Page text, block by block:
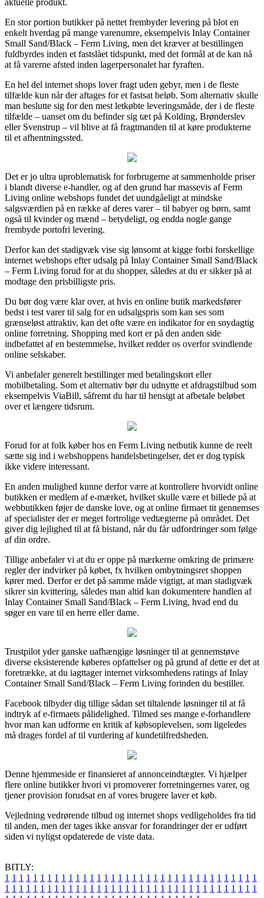
En stor portion butikker på nettet frembyder levering på blot en
enkelt hverdag på mange varenumre, eksempelvis Inlay Container
Small Sand/Black – Ferm Living, men det kræver at bestillingen
fuldbyrdes inden et fastslået tidspunkt, med det formål at de kan nå
at få varerne afsted inden lagerpersonalet har fyraften.
En hel del internet shops lover fragt uden gebyr, men i de fleste
tilfælde kun når der aftages for et fastsat beløb. Som alternativ skulle
man beslutte sig for den mest letkøbte leveringsmåde, der i de fleste
tilfælde – uanset om du befinder sig tæt på Kolding, Brønderslev
eller Svenstrup – vil blive at få fragtmanden til at køre produkterne
til et afhentningssted.
Det er jo ultra uproblematisk for forbrugerne at sammenholde priser
i blandt diverse e-handler, og af den grund har massevis af Ferm
Living online webshops fundet det uundgåeligt at mindske
salgsværdien på en række af deres varer – til babyer og børn, samt
også til kvinder og mænd – betydeligt, og endda nogle gange
frembyde portofri levering.
Derfor kan det stadigvæk vise sig lønsomt at kigge forbi forskellige
internet webshops efter udsalg på Inlay Container Small Sand/Black
– Ferm Living forud for at du shopper, således at du er sikker på at
modtage den prisbilligste pris.
Du bør dog være klar over, at hvis en online butik markedsfører
bedst i test varer til salg for en udsalgspris som kan ses som
grænseløst attraktiv, kan det ofte være en indikator for en snydagtig
online forretning. Shopping med kort er på den anden side
indbefattet af en bestemmelse, hvilket redder os overfor svindlende
online selskaber.
Vi anbefaler generelt bestillinger med betalingskort eller
mobilbetaling. Som et alternativ bør du udnytte et afdragstilbud som
eksempelvis ViaBill, såfremt du har til hensigt at afbetale beløbet
over et længere tidsrum.
Forud for at folk køber hos en Ferm Living netbutik kunne de reelt
sætte sig ind i webshoppens handelsbetingelser, det er dog typisk
ikke videre interessant.
En anden mulighed kunne derfor være at kontrollere hvorvidt online
butikken er medlem af e-mærket, hvilket skulle være et billede på at
webbutikken føjer de danske love, og at online firmaet tit gennemses
af specialister der er meget fortrolige vedtægterne på området. Det
giver dig lejlighed til at få bistand, når du får udfordringer som følge
af din ordre.
Tillige anbefaler vi at du er oppe på mærkerne omkring de primære
regler der indvirker på købet, fx hvilken ombytningsret shoppen
kører med. Derfor er det på samme måde vigtigt, at man stadigvæk
sikrer sin kvittering, således man altid kan dokumentere handlen af
Inlay Container Small Sand/Black – Ferm Living, hvad end du
søger en vare til en herre eller dame.
Trustpilot yder ganske uafhængige løsninger til at gennemstøve
diverse eksisterende køberes opfattelser og på grund af dette er det at
foretrække, at du iagttager internet virksomhedens ratings af Inlay
Container Small Sand/Black – Ferm Living forinden du bestiller.
Facebook tilbyder dig tillige sådan set tiltalende løsninger til at få
indtryk af e-firmaets pålidelighed. Tilmed ses mange e-forhandlere
hvor man kan udforme en kritik af købsoplevelsen, som ligeledes
må drages fordel af til vurdering af kundetilfredsheden.
Denne hjemmeside er finansieret af annonceindtægter. Vi hjælper
flere online butikker hvori vi promoverer forretningernes varer, og
tjener provision forudsat en af vores brugere laver et køb.
Vejledning vedrørende tilbud og internet shops vedligeholdes fra tid
til anden, men der tages ikke ansvar for forandringer der er udført
siden vi nyligst opdaterede de viste data.
BITLY:
1 1 1 1 1 1 1 1 1 1 1 1 1 1 1 1 1 1 1 1 1 1 1 1 1 1 1 1 1 1 1 1 1 1 1 1
1 1 1 1 1 1 1 1 1 1 1 1 1 1 1 1 1 1 1 1 1 1 1 1 1 1 1 1 1 1 1 1 1 1 1 1